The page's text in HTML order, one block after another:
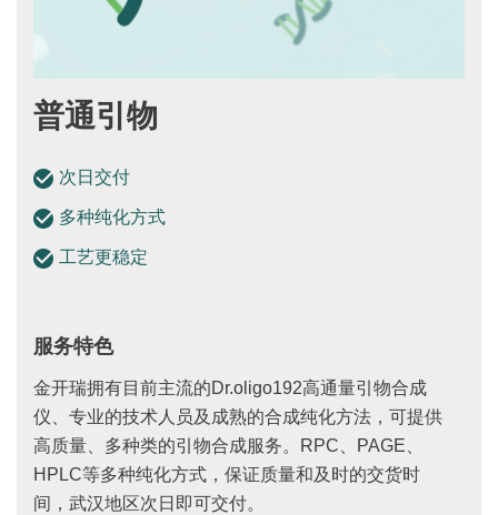
普通引物
次日交付
多种纯化方式
工艺更稳定
服务特色
金开瑞拥有目前主流的Dr.oligo192高通量引物合成
仪、专业的技术人员及成熟的合成纯化方法，可提供
高质量、多种类的引物合成服务。RPC、PAGE、
HPLC等多种纯化方式，保证质量和及时的交货时
间，武汉地区次日即可交付。